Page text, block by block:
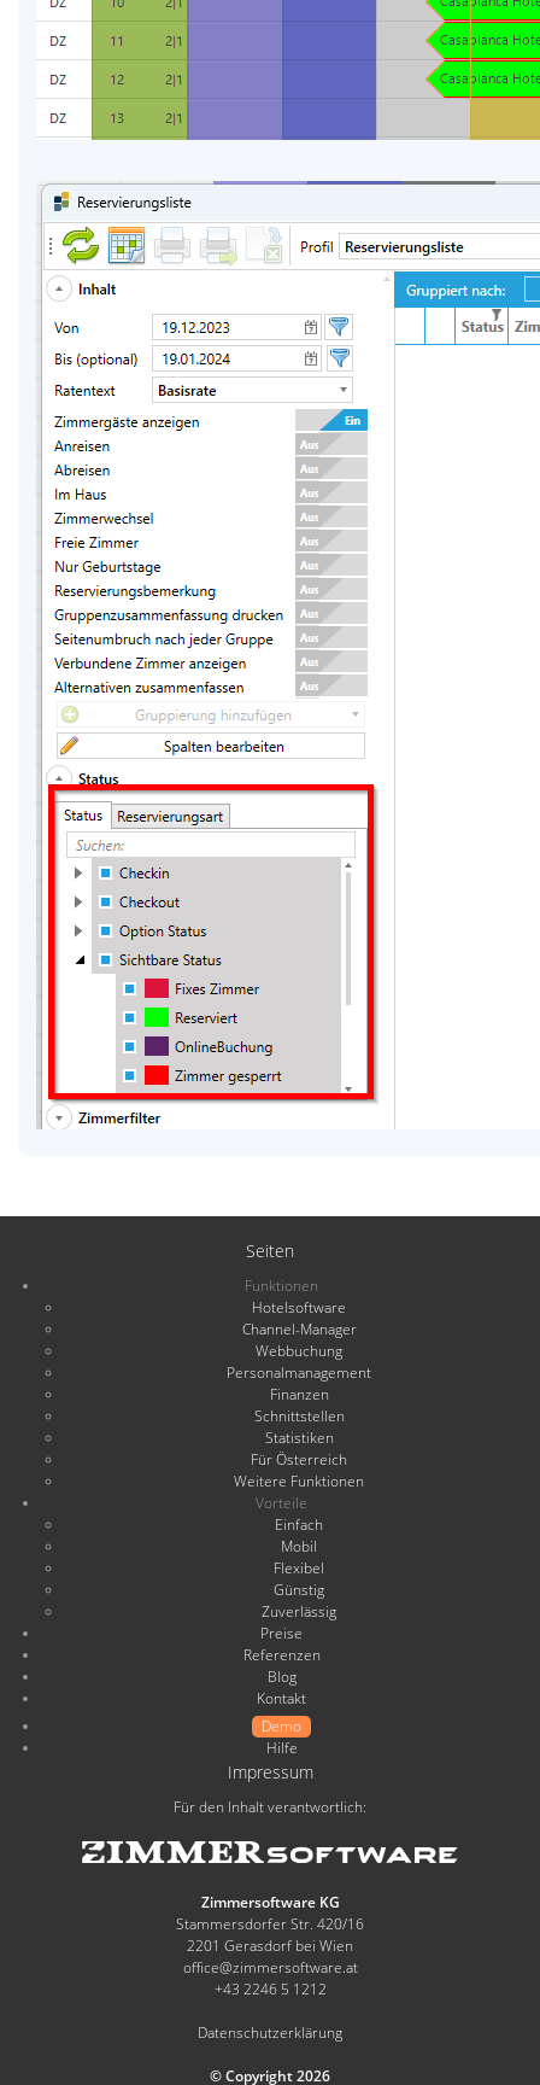
Seiten
Funktionen
Hotelsoftware
Channel-Manager
Webbuchung
Personalmanagement
Finanzen
Schnittstellen
Statistiken
Für Österreich
Weitere Funktionen
Vorteile
Einfach
Mobil
Flexibel
Günstig
Zuverlässig
Preise
Referenzen
Blog
Kontakt
Demo
Hilfe
Impressum
Für den Inhalt verantwortlich:
Zimmersoftware KG
Stammersdorfer Str. 420/16
2201 Gerasdorf bei Wien
office@zimmersoftware.at
+43 2246 5 1212
Datenschutzerklärung
© Copyright 2026